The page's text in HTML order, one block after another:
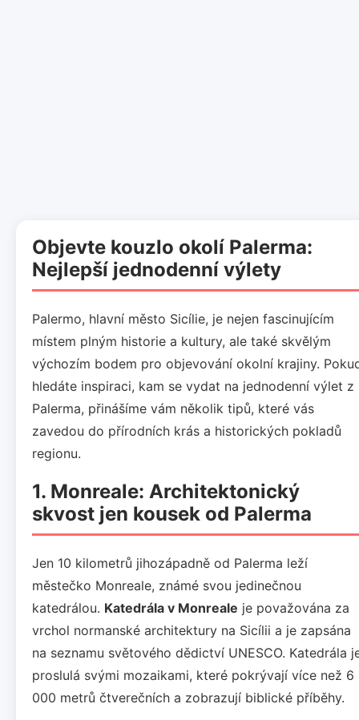
Objevte kouzlo okolí Palerma:
Nejlepší jednodenní výlety
Palermo, hlavní město Sicílie, je nejen fascinujícím
místem plným historie a kultury, ale také skvělým
výchozím bodem pro objevování okolní krajiny.
hledáte inspiraci, kam se vydat na jednodenní výlet z
Palerma, přinášíme vám několik tipů, které vás
zavedou do přírodních krás a historických pokladů
regionu.
1. Monreale: Architektonický
skvost jen kousek od Palerma
Jen 10 kilometrů jihozápadně od Palerma leží
městečko Monreale, známé svou jedinečnou
katedrálou. Katedrála v Monreale je považována za
vrchol normanské architektury na Sicílii a je zapsána
na seznamu světového dědictví UNESCO. Katedrála
proslulá svými mozaikami, které pokrývají více než 6
000 metrů čtverečních a zobrazují biblické příběhy.